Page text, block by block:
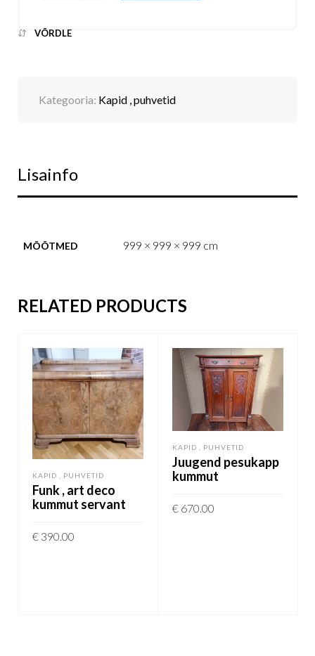
VÕRDLE
Kategooria: Kapid , puhvetid
Lisainfo
MÕÕTMED 999 × 999 × 999 cm
RELATED PRODUCTS
KAPID , PUHVETID
Funk , art deco
kummut servant
€ 390.00
KAPID , PUHVETID
Juugend pesukapp
kummut
€ 670.00